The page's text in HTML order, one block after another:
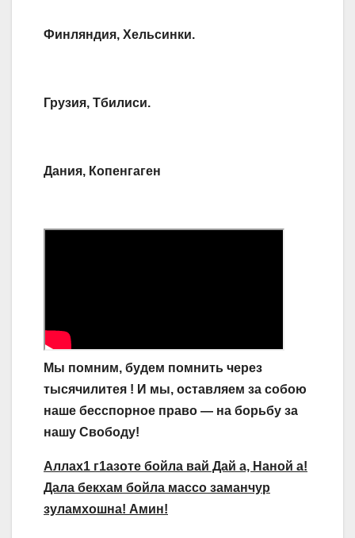
Финляндия, Хельсинки.
Грузия, Тбилиси.
Дания, Копенгаген
Мы помним, будем помнить через
тысячилитея ! И мы, оставляем за собою
наше бесспорное право — на борьбу за
нашу Свободу!
Аллах1 г1азоте бойла вай Дай а, Наной а!
Дала бекхам бойла массо заманчур
зуламхошна! Амин!